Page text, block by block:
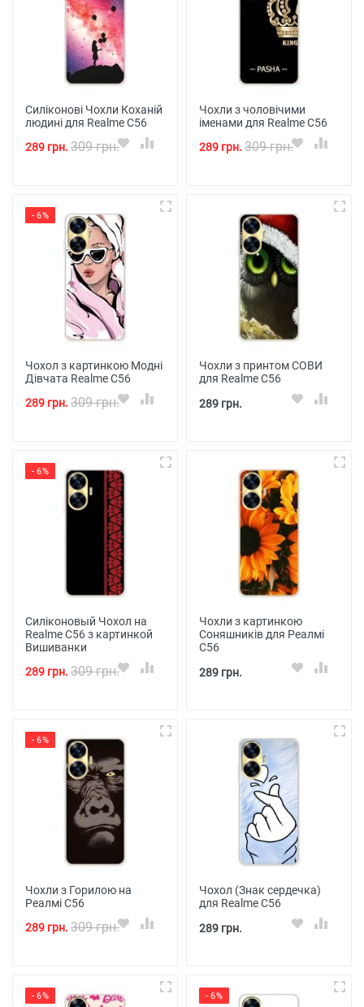
Силіконові Чохли Коханій
людині для Realme C56
289 грн. 309 грн.
Чохли з чоловічими
іменами для Realme C56
289 грн. 309 грн.
- 6%
Чохол з картинкою Модні
Дівчата Realme C56
289 грн. 309 грн.
Чохли з принтом СОВИ
для Realme C56
289 грн.
- 6%
Силіконовый Чохол на
Realme C56 з картинкой
Вишиванки
289 грн. 309 грн.
Чохли з картинкою
Соняшників для Реалмі
С56
289 грн.
- 6%
Чохли з Горилою на
Реалмі С56
289 грн. 309 грн.
Чохол (Знак сердечка)
для Realme C56
289 грн.
- 6% - 6%